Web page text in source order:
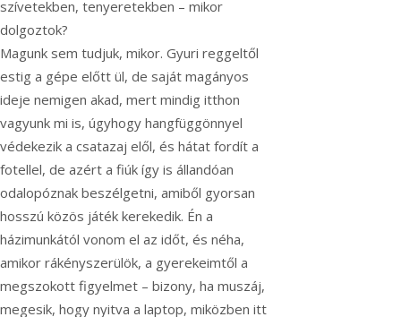
szívetekben, tenyeretekben – mikor
dolgoztok?
Magunk sem tudjuk, mikor. Gyuri reggeltől
estig a gépe előtt ül, de saját magányos
ideje nemigen akad, mert mindig itthon
vagyunk mi is, úgyhogy hangfüggönnyel
védekezik a csatazaj elől, és hátat fordít a
fotellel, de azért a fiúk így is állandóan
odalopóznak beszélgetni, amiből gyorsan
hosszú közös játék kerekedik. Én a
házimunkától vonom el az időt, és néha,
amikor rákényszerülök, a gyerekeimtől a
megszokott figyelmet – bizony, ha muszáj,
megesik, hogy nyitva a laptop, miközben itt